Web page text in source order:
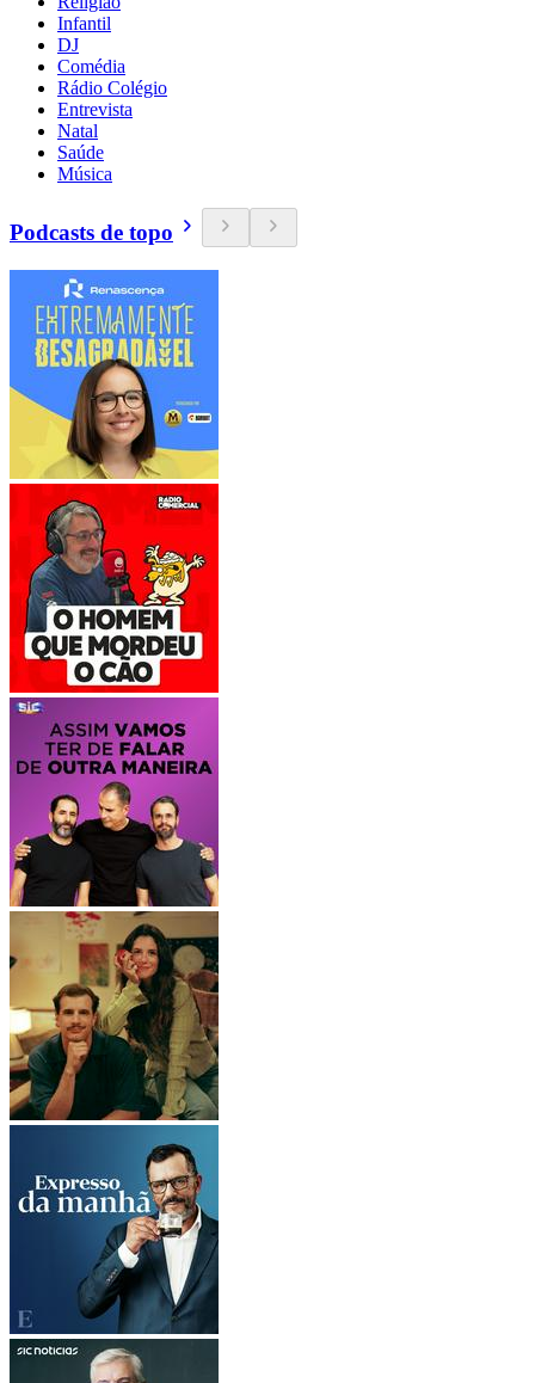
Infantil
DJ
Comédia
Rádio Colégio
Entrevista
Natal
Saúde
Música
Podcasts de topo